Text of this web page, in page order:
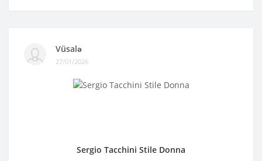
Vüsalə
27/01/2026
Sergio Tacchini Stile Donna